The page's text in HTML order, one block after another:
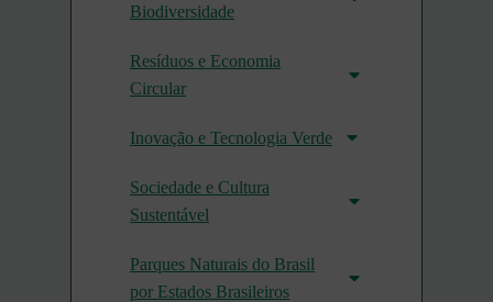
Biodiversidade
Resíduos e Economia
Circular
Inovação e Tecnologia Verde
Sociedade e Cultura
Sustentável
Parques Naturais do Brasil
por Estados Brasileiros